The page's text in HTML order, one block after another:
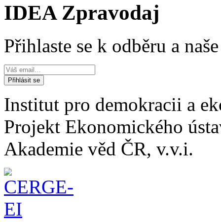
IDEA Zpravodaj
Přihlaste se k odběru a
Institut pro demokracii a
Projekt Ekonomického
Akademie věd ČR, v.v.i.